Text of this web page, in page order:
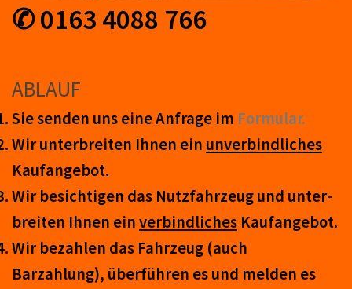
✆ 0163 4088 766
ABLAUF
Sie senden uns eine An­frage im Form­ular.
Wir unter­breiten Ihnen ein un­ver­bind­lich­es
Kauf­an­ge­bot.
Wir be­sicht­igen das Nutz­fahr­zeug und un­ter­
breit­en Ihnen einver­bind­liches Kauf­an­ge­bot.
Wir be­zahl­en das Fahr­zeug (auch
Barzahlung), über­führ­en es und mel­den es